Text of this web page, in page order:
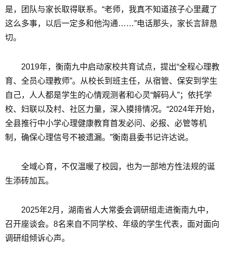
是，团队与家长取得联系。“老师，我真不知道孩子心里藏了
这么多事，以后一定多和他沟通……”电话那头，家长言辞恳
切。
2019年，衡南九中启动家校共育试点，提出“全程心理教
育、全员心理教师”。从校长到班主任，从宿管、保安到学生
自己，人人都是学生的心情观测者和心灵“解码人”；依托学
校、妇联以及村、社区力量，深入摸排情况。“2024年开始，
全县推行中小学心理健康教育首发必问、必报、必管等机
制，确保心理信号不被遗漏。”衡南县委书记许达说。
全域心育，不仅温暖了校园，也为一部地方性法规的诞
生添砖加瓦。
2025年2月，湖南省人大常委会调研组走进衡南九中，
召开座谈会。8名来自不同学校、年级的学生代表，面对面向
调研组倾诉心声。